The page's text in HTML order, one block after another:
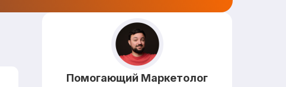
Помогающий Маркетолог